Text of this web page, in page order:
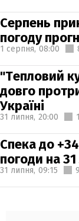
Серпень
погоду
1 серпня, 08:00
"Тепловий
довго
Україні
31 липня, 20:00
Спека до
погоди на
31 липня, 09:15